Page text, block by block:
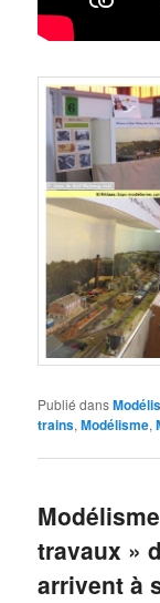
Publié dans
trains,Modélisme,
travaux »
arrivent à